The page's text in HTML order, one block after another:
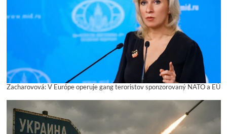
Zacharovová: V Európe operuje gang teroristov sponzorovaný NATO a EÚ